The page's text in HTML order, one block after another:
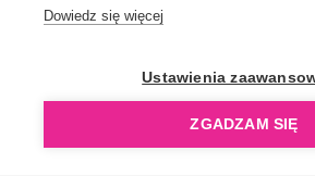
Dowiedz się więcej
Ustawienia
ZGADZAM SIĘ
OpenGift jest częścią